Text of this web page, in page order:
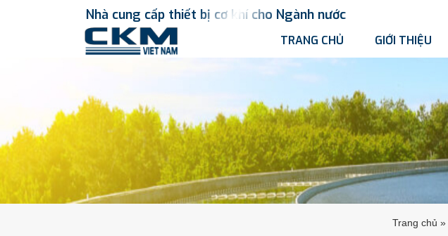
Nhà cung cấp thiết bị cơ khí cho Ngành nước
TRANG CHỦ GIỚI THIỆU
Trang chủ »